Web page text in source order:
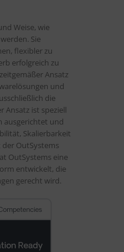
Weise, wie
Sie
flexibler zu
erfolgreich zu
Ansatz
und
die
Ansatz ist speziell
ausgerichtet und
Skalierbarkeit
OutSystems
OutSystems eine
entwickelt, die
gerecht wird.